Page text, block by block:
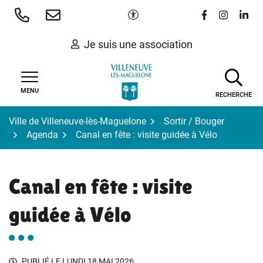
Aller
Paramètres d'accessibilité
Lien vers le
Lien vers
Lien
Je suis une association
MENU
RECHERCHE
Ville de Villeneuve-lès-Maguelone
Sortir / Bouger
Agenda
Canal en fête : visite guidée à Vélo
Canal en fête : visite
guidée à Vélo